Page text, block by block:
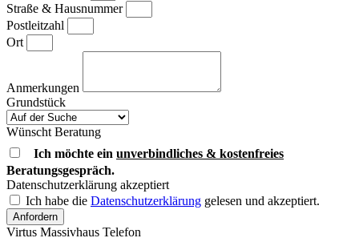
Straße & Hausnummer
Postleitzahl
Ort
Anmerkungen
Grundstück
Wünscht Beratung
Ich möchte ein unverbindliches & kostenfreies
Beratungsgespräch.
Datenschutzerklärung akzeptiert
Ich habe die Datenschutzerklärung gelesen und akzeptiert.
Anfordern
Virtus Massivhaus Telefon